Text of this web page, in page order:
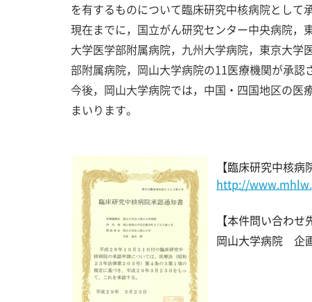
を有するものについて臨床研究中核病院として
現在までに，国立がん研究センター中央病院，
大学医学部附属病院，九州大学病院，東京大
部附属病院，岡山大学病院の11医療機関が承認
今後，岡山大学病院では，中国・四国地区の
まいります。
【臨床研究中核病
http://
【本件問い合わせ
岡山大学病院 企